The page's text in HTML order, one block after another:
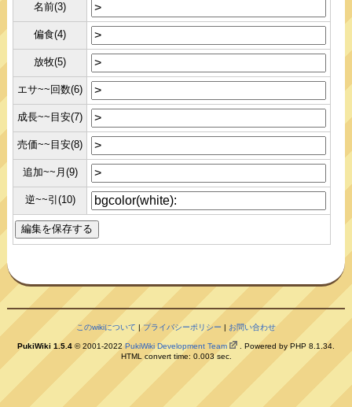
名前(3)
偏食(4)
放牧(5)
エサ~~回数(6)
成長~~目安(7)
売価~~目安(8)
追加~~月(9)
逆~~引(10)
このwikiについて |プライバシーポリシー | お問い合わせ
PukiWiki 1.5.4 © 2001-2022PukiWiki Development Team
. Powered by PHP 8.1.34.
HTML convert time: 0.003 sec.